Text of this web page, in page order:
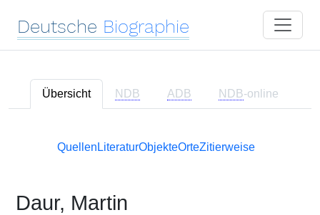
Deutsche Biographie
Übersicht NDB ADB NDB-online
Quellen LiteraturObjekteOrteZitierweise
Daur, Martin